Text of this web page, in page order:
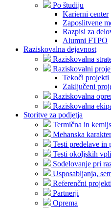
Po študiju
Karierni center
Zaposlitvene
Razpisi za
Alumni FTPO
Raziskovalna dejavnost
Raziskovalna
Raziskovalni
Tekoči projekti
Zaključeni
Raziskovalna
Raziskovalna
Storitve za podjetja
Termična in
Mehanska
Testi predelave in
Testi okoljskih
Sodelovanje pri
Usposabljanja,
Referenčni projekti
Partnerji
Oprema